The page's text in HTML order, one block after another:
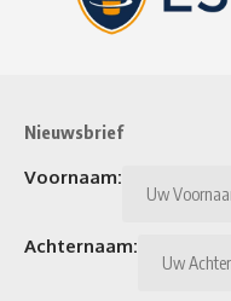
Nieuwsbrief
Voornaam:
Achternaam: